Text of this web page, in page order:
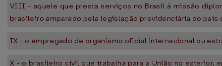
VIII - aquele que presta serviços no Brasil à missão
brasileiro amparado pela legislação previdenciária do
IX - o empregado de organismo oficial internacional ou
X - o brasileiro civil que trabalha para a União no